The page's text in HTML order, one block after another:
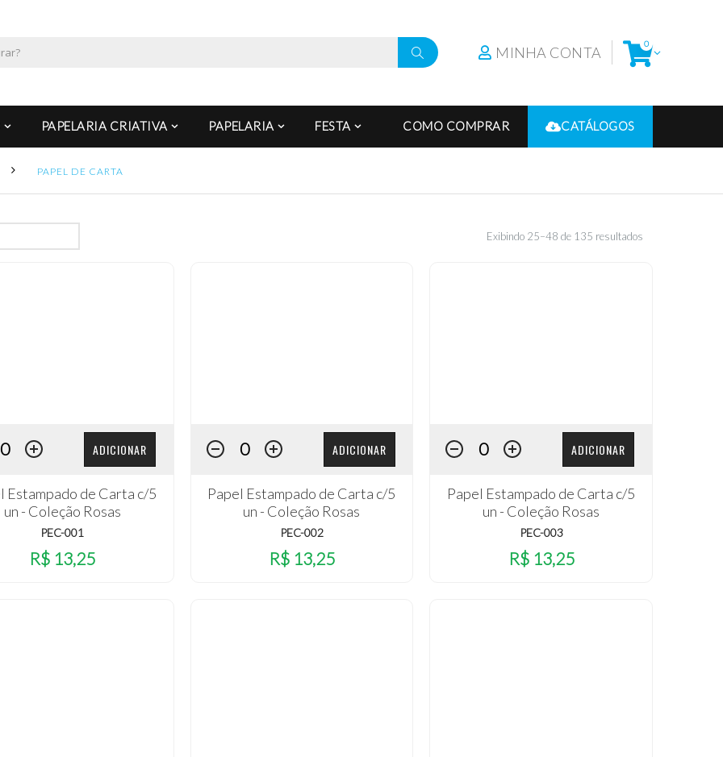
MINHA CONTA 0
PAPELARIA CRIATIVA PAPELARIA FESTA COMO COMPRAR CATÁLOGOS
PAPEL DE CARTA
Exibindo 25–48 de 135 resultados
ADICIONAR
Estampado de Carta c/5
un - Coleção Rosas
PEC-001
R$ 13,25
ADICIONAR
Papel Estampado de Carta c/5
un - Coleção Rosas
PEC-002
R$ 13,25
ADICIONAR
Papel Estampado de Carta c/5
un - Coleção Rosas
PEC-003
R$ 13,25